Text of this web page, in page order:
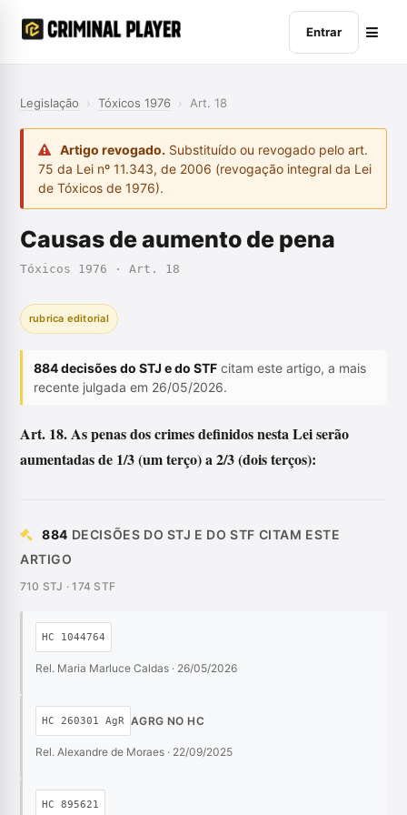
Entrar
Legislação › Tóxicos 1976 › Art. 18
Artigo revogado. Substituído ou revogado pelo art.
75 da Lei nº 11.343, de 2006 (revogação integral da Lei
de Tóxicos de 1976).
Causas de aumento de pena
Tóxicos 1976 · Art. 18
rubrica editorial
884 decisões do STJ e do STF citam este artigo, a mais
recente julgada em 26/05/2026.
Art. 18. As penas dos crimes definidos nesta Lei serão
aumentadas de 1/3 (um terço) a 2/3 (dois terços):
884 DECISÕES DO STJ E DO STF CITAM ESTE
ARTIGO
710 STJ · 174 STF
HC 1044764
Rel. Maria Marluce Caldas · 26/05/2026
HC 260301 AgR AGRG NO HC
Rel. Alexandre de Moraes · 22/09/2025
HC 895621